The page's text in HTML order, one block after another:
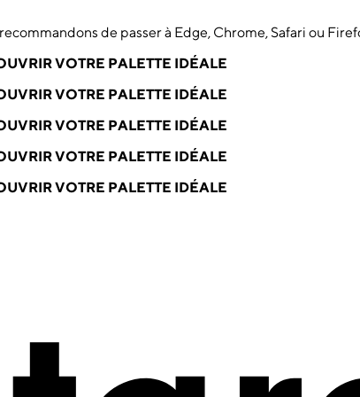
de passer à Edge, Chrome, Safari ou
VOTRE PALETTE IDÉALE
VOTRE PALETTE IDÉALE
VOTRE PALETTE IDÉALE
VOTRE PALETTE IDÉALE
VOTRE PALETTE IDÉALE